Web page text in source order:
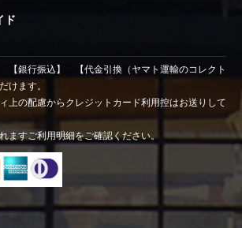
ド
【銀行振込】 【代金引換（ヤマト運輸のコレクト
けます。
上の配慮からクレジットカード利用控はお送りして
ますご利用明細をご確認ください。